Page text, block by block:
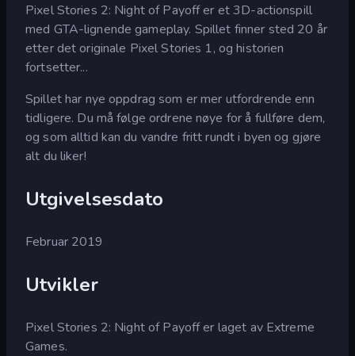
Pixel Stories 2: Night of Payoff er et 3D-actionspill
med GTA-lignende gameplay. Spillet finner sted 20 år
etter det originale Pixel Stories 1, og historien
fortsetter...
Spillet har nye oppdrag som er mer utfordrende enn
tidligere. Du må følge ordrene nøye for å fullføre dem,
og som alltid kan du vandre fritt rundt i byen og gjøre
alt du liker!
Utgivelsesdato
Februar 2019
Utvikler
Pixel Stories 2: Night of Payoff er laget av Extreme
Games.